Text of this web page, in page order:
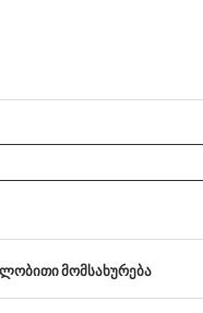
მომსახურება